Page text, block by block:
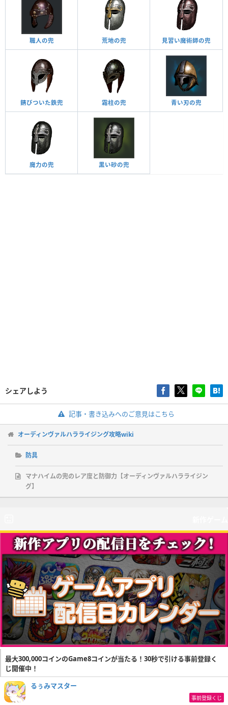
職人の兜 荒地の兜 見習い魔術師の兜
錆びついた鉄兜 霜柱の兜 青い刃の兜
魔力の兜 黒い砂の兜
シェアしよう
記事・書き込みへのご意見はこちら
オーディンヴァルハラライジング攻略wiki
防具
マナハイムの兜のレア度と防御力【オーディンヴァルハラライジン
グ】
最大300,000コインのGame8コインが当たる！30秒で引ける事前登録く
じ開催中！
るぅみマスター
事前登録くじ